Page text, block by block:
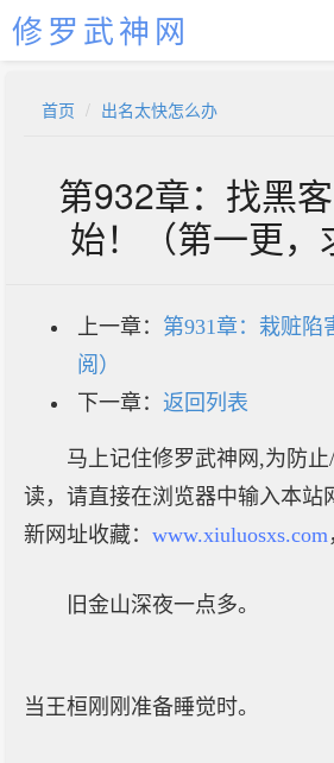
修罗武神网
首页 出名太快怎么办
第932章：找黑
始！（第一更，
上一章： 第931章：栽赃陷
阅）
下一章： 返回列表
马上记住修罗武神网,为防
读，请直接在浏览器中输入本站
新网址收藏： www.xiuluosxs.com
旧金山深夜一点多。
当王桓刚刚准备睡觉时。